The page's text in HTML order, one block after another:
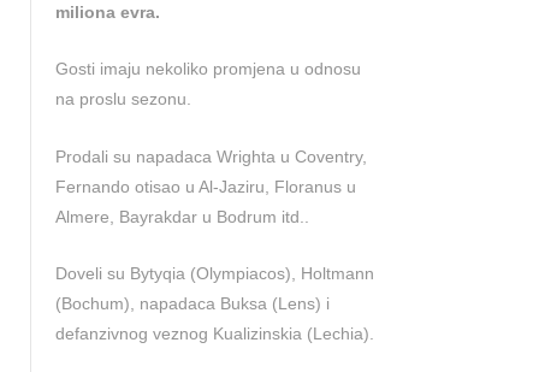
miliona evra.
Gosti imaju nekoliko promjena u odnosu
na proslu sezonu.
Prodali su napadaca Wrighta u Coventry,
Fernando otisao u Al-Jaziru, Floranus u
Almere, Bayrakdar u Bodrum itd..
Doveli su Bytyqia (Olympiacos), Holtmann
(Bochum), napadaca Buksa (Lens) i
defanzivnog veznog Kualizinskia (Lechia).